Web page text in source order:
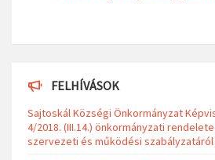
FELHÍVÁSOK
Sajtoskál Községi Önkormányzat
4/2018. (III.14.) önkormányzati
szervezeti és működési szabályzatáról